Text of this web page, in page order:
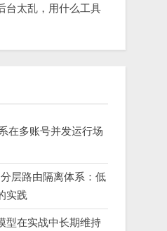
台太乱，用什么工具
在多账号并发运行场
层路由隔离体系：低
实践
型在实战中长期维持